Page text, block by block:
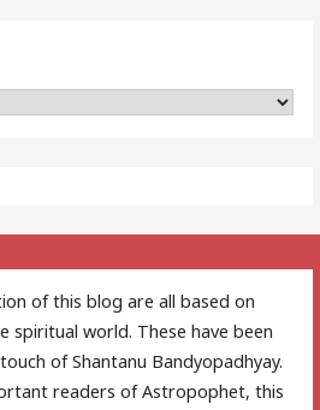
of this blog are all based on
spiritual world. These have been
of Shantanu Bandyopadhyay.
readers of Astropophet, this